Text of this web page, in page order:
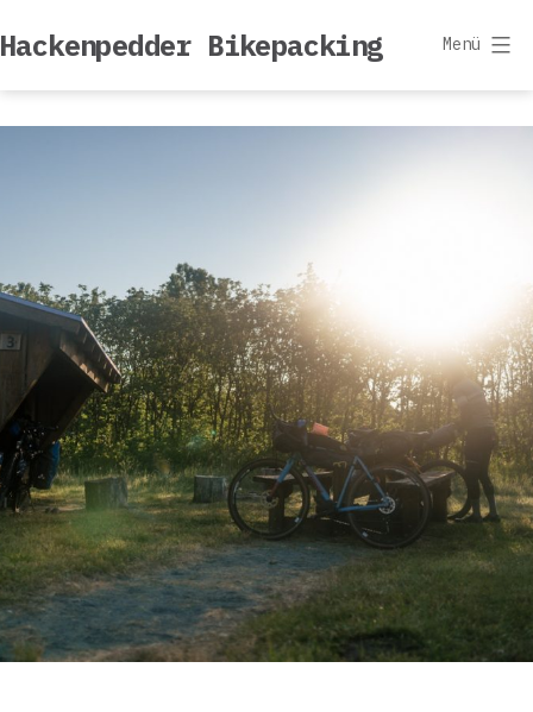
Inhalt
Hackenpedder Bikepacking Menü